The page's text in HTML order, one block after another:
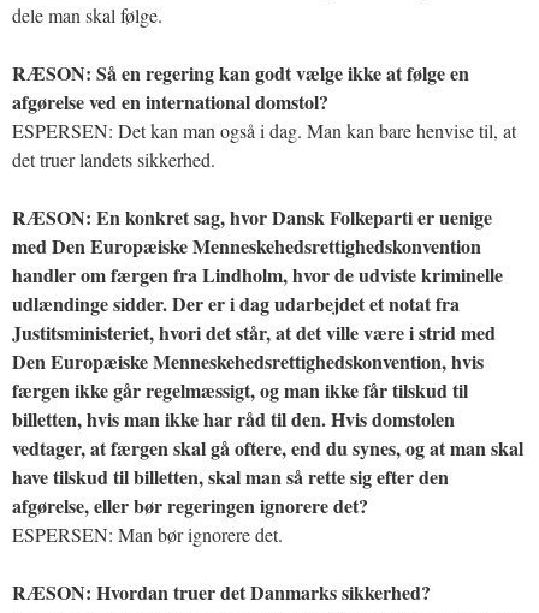
dele man skal følge.
RÆSON: Så en regering kan godt vælge ikke at følge en
afgørelse ved en international domstol?
ESPERSEN: Det kan man også i dag. Man kan bare henvise til, at
det truer landets sikkerhed.
RÆSON: En konkret sag, hvor Dansk Folkeparti er uenige
med Den Europæiske Menneskehedsrettighedskonvention
handler om færgen fra Lindholm, hvor de udviste kriminelle
udlændinge sidder. Der er i dag udarbejdet et notat fra
Justitsministeriet, hvori det står, at det ville være i strid med
Den Europæiske Menneskehedsrettighedskonvention, hvis
færgen ikke går regelmæssigt, og man ikke får tilskud til
billetten, hvis man ikke har råd til den. Hvis domstolen
vedtager, at færgen skal gå oftere, end du synes, og at man skal
have tilskud til billetten, skal man så rette sig efter den
afgørelse, eller bør regeringen ignorere det?
ESPERSEN: Man bør ignorere det.
RÆSON: Hvordan truer det Danmarks sikkerhed?